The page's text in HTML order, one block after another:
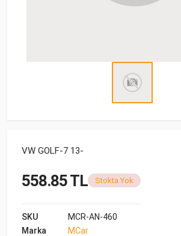
VW GOLF-7 13-
558.85 TL Stokta Yok
SKU
MCR-AN-460
Marka
MCar